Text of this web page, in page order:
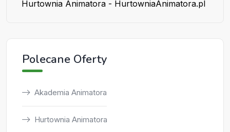
Hurtownia Animatora - HurtowniaAnimatora.pl
Polecane Oferty
Akademia Animatora
Hurtownia Animatora